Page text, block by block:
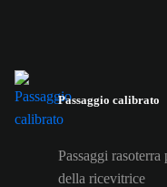
Passaggio calibrato
Passaggi
della ricevitrice